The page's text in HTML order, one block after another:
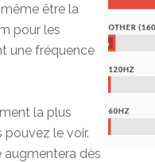
être la
pour les
une fréquence
la plus
le voir.
augmentera dès